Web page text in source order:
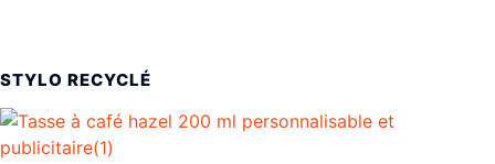
STYLO RECYCLÉ